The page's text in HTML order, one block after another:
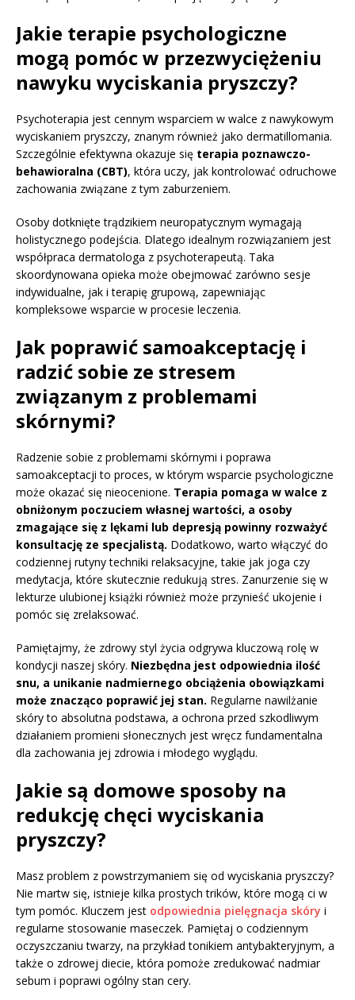
Jakie terapie psychologiczne
mogą pomóc w przezwyciężeniu
nawyku wyciskania pryszczy?
Psychoterapia jest cennym wsparciem w walce z nawykowym
wyciskaniem pryszczy, znanym również jako dermatillomania.
Szczególnie efektywna okazuje się terapia poznawczo-
behawioralna (CBT), która uczy, jak kontrolować odruchowe
zachowania związane z tym zaburzeniem.
Osoby dotknięte trądzikiem neuropatycznym wymagają
holistycznego podejścia. Dlatego idealnym rozwiązaniem jest
współpraca dermatologa z psychoterapeutą. Taka
skoordynowana opieka może obejmować zarówno sesje
indywidualne, jak i terapię grupową, zapewniając
kompleksowe wsparcie w procesie leczenia.
Jak poprawić samoakceptację i
radzić sobie ze stresem
związanym z problemami
skórnymi?
Radzenie sobie z problemami skórnymi i poprawa
samoakceptacji to proces, w którym wsparcie psychologiczne
może okazać się nieocenione. Terapia pomaga w walce z
obniżonym poczuciem własnej wartości, a osoby
zmagające się z lękami lub depresją powinny rozważyć
konsultację ze specjalistą. Dodatkowo, warto włączyć do
codziennej rutyny techniki relaksacyjne, takie jak joga czy
medytacja, które skutecznie redukują stres. Zanurzenie się w
lekturze ulubionej książki również może przynieść ukojenie i
pomóc się zrelaksować.
Pamiętajmy, że zdrowy styl życia odgrywa kluczową rolę w
kondycji naszej skóry. Niezbędna jest odpowiednia ilość
snu, a unikanie nadmiernego obciążenia obowiązkami
może znacząco poprawić jej stan. Regularne nawilżanie
skóry to absolutna podstawa, a ochrona przed szkodliwym
działaniem promieni słonecznych jest wręcz fundamentalna
dla zachowania jej zdrowia i młodego wyglądu.
Jakie są domowe sposoby na
redukcję chęci wyciskania
pryszczy?
Masz problem z powstrzymaniem się od wyciskania pryszczy?
Nie martw się, istnieje kilka prostych trików, które mogą ci w
tym pomóc. Kluczem jest odpowiednia pielęgnacja skóry i
regularne stosowanie maseczek. Pamiętaj o codziennym
oczyszczaniu twarzy, na przykład tonikiem antybakteryjnym, a
także o zdrowej diecie, która pomoże zredukować nadmiar
sebum i poprawi ogólny stan cery.